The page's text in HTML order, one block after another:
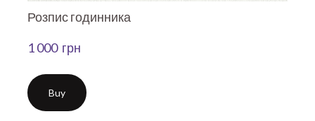
Розпис годинника
1 000  грн
Buy